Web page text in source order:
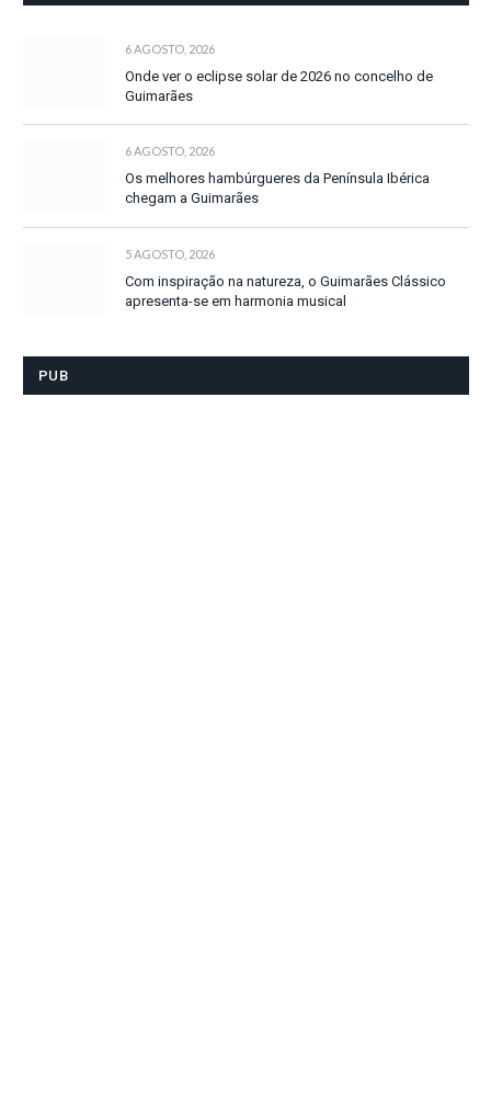
6 AGOSTO, 2026
Onde ver o eclipse solar de 2026 no concelho de
Guimarães
6 AGOSTO, 2026
Os melhores hambúrgueres da Península Ibérica
chegam a Guimarães
5 AGOSTO, 2026
Com inspiração na natureza, o Guimarães Clássico
apresenta-se em harmonia musical
PUB